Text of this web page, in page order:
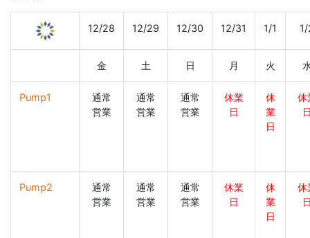
12/28 12/29 12/30 12/31 1/1
金 土 日 月 火
Pump1
通常
営業
通常
営業
通常
営業
休業
日
休
業
日
休
Pump2
通常
営業
通常
営業
通常
営業
休業
日
休
業
日
休